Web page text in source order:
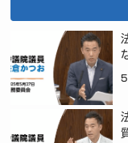
5